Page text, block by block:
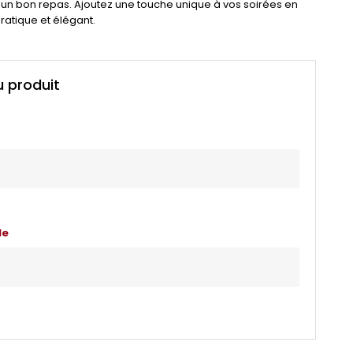
bon repas. Ajoutez une touche unique à vos soirées en
et élégant.
produit